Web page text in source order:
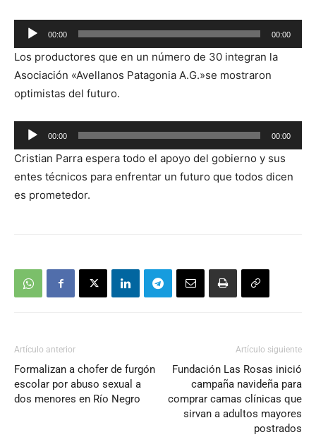
Reproductor
de
audio
00:00 00:00
Los productores que en un número de 30 integran la
Asociación «Avellanos Patagonia A.G.»se mostraron
optimistas del futuro.
Reproductor
de
audio
00:00 00:00
Cristian Parra espera todo el apoyo del gobierno y sus
entes técnicos para enfrentar un futuro que todos dicen
es prometedor.
Artículo anterior
Formalizan a chofer de furgón
escolar por abuso sexual a
dos menores en Río Negro
Artículo siguiente
Fundación Las Rosas inició
campaña navideña para
comprar camas clínicas que
sirvan a adultos mayores
postrados